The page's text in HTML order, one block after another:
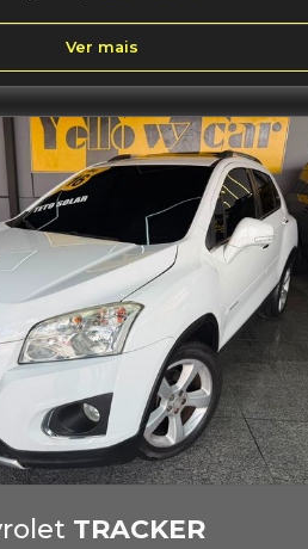
Ver mais
TRACKER